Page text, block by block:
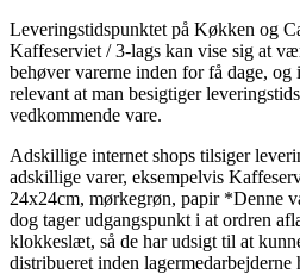
Leveringstidspunktet på Køkken og
Kaffeserviet / 3-lags kan vise sig at
behøver varerne inden for få dage, og
relevant at man besigtiger
vedkommende vare.
Adskillige internet shops tilsiger
adskillige varer, eksempelvis
24x24cm, mørkegrøn, papir *Denne
dog tager udgangspunkt i at ordren
klokkeslæt, så de har udsigt til at
distribueret inden lagermedarbejderne